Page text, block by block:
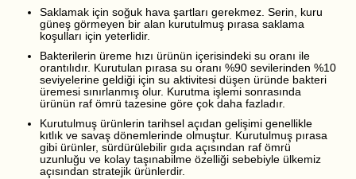
Saklamak için soğuk hava şartları gerekmez. Serin, kuru
güneş görmeyen bir alan kurutulmuş pırasa saklama
koşulları için yeterlidir.
Bakterilerin üreme hızı ürünün içerisindeki su oranı ile
orantılıdır. Kurutulan pırasa su oranı %90 sevilerinden %10
seviyelerine geldiği için su aktivitesi düşen üründe bakteri
üremesi sınırlanmış olur. Kurutma işlemi sonrasında
ürünün raf ömrü tazesine göre çok daha fazladır.
Kurutulmuş ürünlerin tarihsel açıdan gelişimi genellikle
kıtlık ve savaş dönemlerinde olmuştur. Kurutulmuş pırasa
gibi ürünler, sürdürülebilir gıda açısından raf ömrü
uzunluğu ve kolay taşınabilme özelliği sebebiyle ülkemiz
açısından stratejik ürünlerdir.